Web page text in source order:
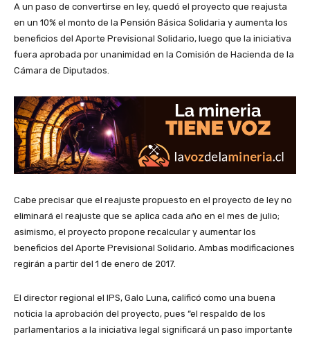
A un paso de convertirse en ley, quedó el proyecto que reajusta
en un 10% el monto de la Pensión Básica Solidaria y aumenta los
beneficios del Aporte Previsional Solidario, luego que la iniciativa
fuera aprobada por unanimidad en la Comisión de Hacienda de la
Cámara de Diputados.
Cabe precisar que el reajuste propuesto en el proyecto de ley no
eliminará el reajuste que se aplica cada año en el mes de julio;
asimismo, el proyecto propone recalcular y aumentar los
beneficios del Aporte Previsional Solidario. Ambas modificaciones
regirán a partir del 1 de enero de 2017.
El director regional el IPS, Galo Luna, calificó como una buena
noticia la aprobación del proyecto, pues “el respaldo de los
parlamentarios a la iniciativa legal significará un paso importante